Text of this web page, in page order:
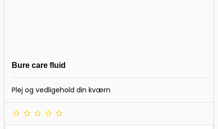
Bure care fluid
Plej og vedligehold din kværn